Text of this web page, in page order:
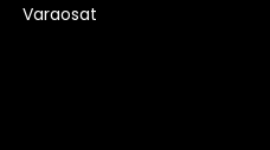
Varaosat